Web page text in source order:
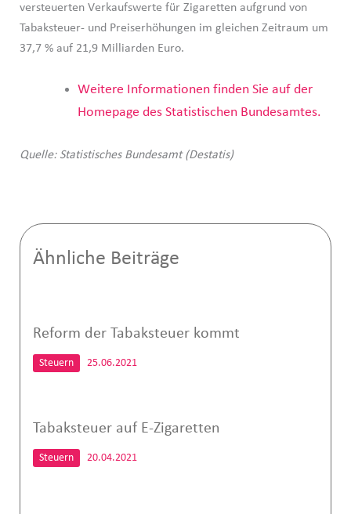
versteuerten Verkaufswerte für Zigaretten aufgrund von
Tabaksteuer- und Preiserhöhungen im gleichen Zeitraum um
37,7 % auf 21,9 Milliarden Euro.
Weitere Informationen finden Sie auf der
Homepage des Statistischen Bundesamtes.
Quelle: Statistisches Bundesamt (Destatis)
Ähnliche Beiträge
Reform der Tabaksteuer kommt
Steuern 25.06.2021
Tabaksteuer auf E-Zigaretten
Steuern 20.04.2021